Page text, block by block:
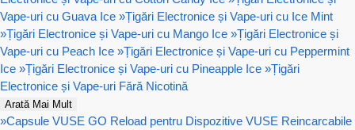
Vape-uri cu Guava Ice »Țigări Electronice și Vape-uri cu Ice Mint
»Țigări Electronice și Vape-uri cu Mango Ice »Țigări Electronice și
Vape-uri cu Peach Ice »Țigări Electronice și Vape-uri cu Peppermint
Ice »Țigări Electronice și Vape-uri cu Pineapple Ice »Țigări
Electronice și Vape-uri Fără Nicotină
Arată Mai Mult
»Capsule VUSE GO Reload pentru Dispozitive VUSE Reincarcabile